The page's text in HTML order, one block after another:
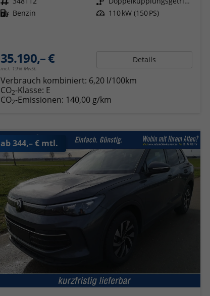
Kraftstoff Benzin Leistung 110 kW (150 PS)
35.190,– €
incl. 19% MwSt.
Details
Verbrauch kombiniert: 6,20 l/100km
CO2-Klasse: E
CO2-Emissionen: 140,00 g/km
ab 344,– € mtl.